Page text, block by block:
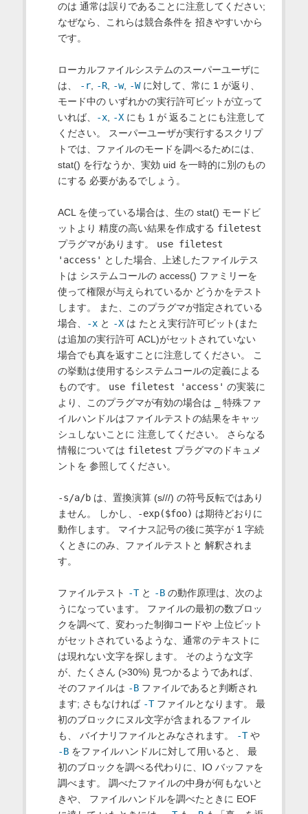
のは 通常は誤りであることに注意してください;
なぜなら、これらは競合条件を 招きやすいから
です。
ローカルファイルシステムのスーパーユーザに
は、
-r, -R, -w, -Wに対して、常に 1 が返り、
モード中の いずれかの実行許可ビットが立って
いれば、
-x, -Xにも 1 が 返ることにも注意して
ください。 スーパーユーザが実行するスクリプ
トでは、ファイルのモードを調べるためには、
stat() を行なうか、実効 uid を一時的に別のもの
にする 必要があるでしょう。
ACL を使っている場合は、生の stat() モードビ
ットより 精度の高い結果を作成する filetest
プラグマがあります。 use filetest
'access' とした場合、上述したファイルテス
トは システムコールの access() ファミリーを
使って権限が与えられているか どうかをテスト
します。 また、このプラグマが指定されている
場合、
-xと -Xは たとえ実行許可ビット(また
は追加の実行許可 ACL)がセットされていない
場合でも真を返すことに注意してください。 こ
の挙動は使用するシステムコールの定義による
ものです。 use filetest 'access' の実装に
より、このプラグマが有効の場合は
特殊ファ
イルハンドルはファイルテストの結果をキャッ
シュしないことに 注意してください。 さらなる
情報については filetest プラグマのドキュメ
ントを 参照してください。
-s/a/bは、置換演算 (s///) の符号反転ではあり
ません。 しかし、
-exp($foo) は期待どおりに
動作します。 マイナス記号の後に英字が 1 字続
くときにのみ、ファイルテストと 解釈されま
す。
ファイルテスト -Tと -Bの動作原理は、次のよ
うになっています。 ファイルの最初の数ブロッ
クを調べて、変わった制御コードや 上位ビット
がセットされているような、通常のテキストに
は現れない文字を探します。 そのような文字
が、たくさん (>30%) 見つかるようであれば、
そのファイルは -Bファイルであると判断され
ます; さもなければ -Tファイルとなります。 最
初のブロックにヌル文字が含まれるファイル
も、 バイナリファイルとみなされます。
-Tや
-Bをファイルハンドルに対して用いると、 最
初のブロックを調べる代わりに、IO バッファを
調べます。 調べたファイルの中身が何もないと
きや、 ファイルハンドルを調べたときに EOF